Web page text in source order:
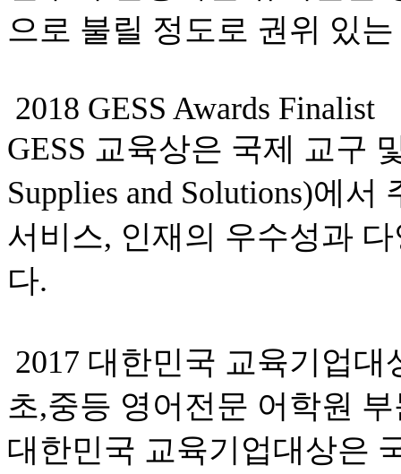
으로 불릴 정도로 권위 있
2018 GESS Awards Finalist
GESS 교육상은 국제 교구
Supplies and Solutions)에
서비스, 인재의 우수성과
다.
2017 대한민국 교육기업대
초,중등 영어전문 어학원
대한민국 교육기업대상은